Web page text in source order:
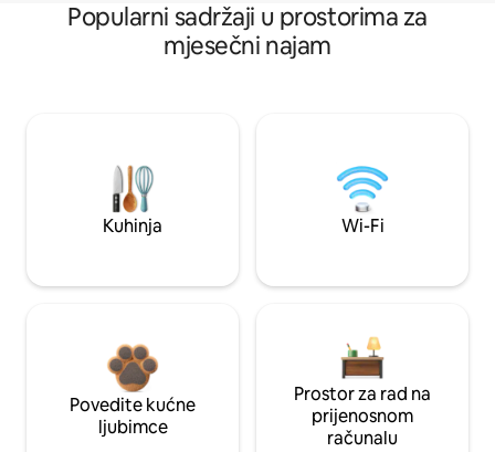
Popularni sadržaji u prostorima za
mjesečni najam
Kuhinja Wi-Fi
Povedite kućne
ljubimce
Prostor za rad na
prijenosnom
računalu